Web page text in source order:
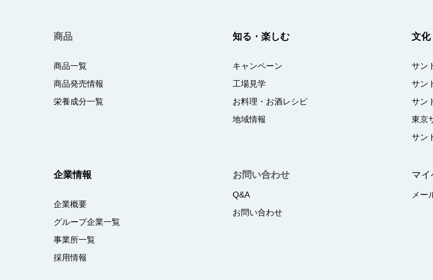
商品
商品一覧
商品発売情報
栄養成分一覧
知る・楽しむ
キャンペーン
工場見学
お料理・お酒レシピ
地域情報
文化
サン
サン
サン
東京
サン
企業情報
企業概要
グループ企業一覧
事業所一覧
採用情報
お問い合わせ
Q&A
お問い合わせ
マイ
メー